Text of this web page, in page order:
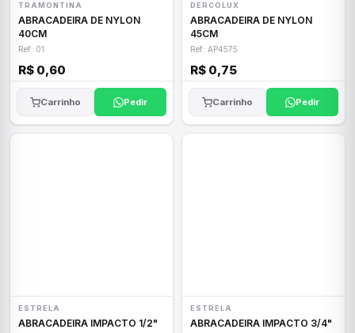
TRAMONTINA
ABRACADEIRA DE NYLON
40CM
Ref: 01
R$ 0,60
Carrinho Pedir
DERCOLUX
ABRACADEIRA DE NYLON
45CM
Ref: AP4575
R$ 0,75
Carrinho Pedir
ESTRELA
ABRACADEIRA IMPACTO 1/2"
ESTRELA
ABRACADEIRA IMPACTO 3/4"